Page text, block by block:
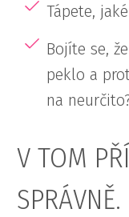
Tápete,
Bojíte se,
peklo a
na
V TOM
SPRÁVNĚ.